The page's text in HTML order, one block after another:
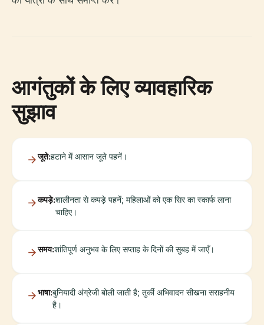
आगंतुकों के लिए व्यावहारिक
सुझाव
जूते:हटाने में आसान जूते पहनें।
कपड़े:शालीनता से कपड़े पहनें; महिलाओं को एक सिर का स्कार्फ लाना
चाहिए।
समय:शांतिपूर्ण अनुभव के लिए सप्ताह के दिनों की सुबह में जाएँ।
भाषा:बुनियादी अंग्रेजी बोली जाती है; तुर्की अभिवादन सीखना सराहनीय
है।